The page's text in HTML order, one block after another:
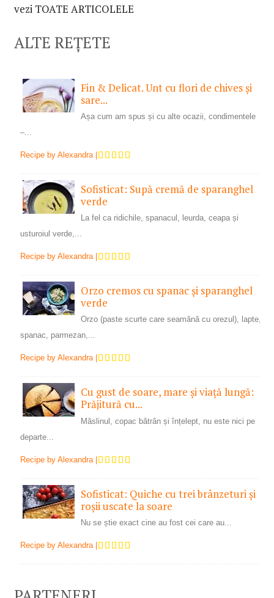
vezi TOATE ARTICOLELE
ALTE REȚETE
Fin & Delicat. Unt cu flori de chives și
sare...
Așa cum am spus și cu alte ocazii, condimentele
–...
Recipe by Alexandra|
Sofisticat: Supă cremă de sparanghel
verde
La fel ca ridichile, spanacul, leurda, ceapa și
usturoiul verde,...
Recipe by Alexandra|
Orzo cremos cu spanac și sparanghel
verde
Orzo (paste scurte care seamănă cu orezul), lapte,
spanac, parmezan,...
Recipe by Alexandra|
Cu gust de soare, mare și viață lungă:
Prăjitură cu...
Măslinul, copac bătrân și înțelept, nu este nici pe
departe...
Recipe by Alexandra|
Sofisticat: Quiche cu trei brânzeturi și
roșii uscate la soare
Nu se știe exact cine au fost cei care au...
Recipe by Alexandra|